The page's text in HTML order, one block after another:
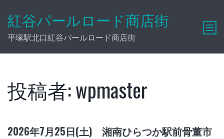
紅谷パールロード商店街
平塚駅北口紅谷パールロード商店街
投稿者:wpmaster
2026年7月25日(土) 湘南ひらつか駅前骨董市